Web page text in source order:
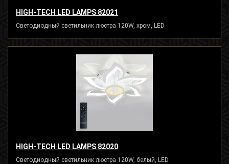
HIGH-TECH LED LAMPS 82021
Светодиодный светильник люстра 120W, хром, LED
HIGH-TECH LED LAMPS 82020
Светодиодный светильник люстра 120W, белый, LED